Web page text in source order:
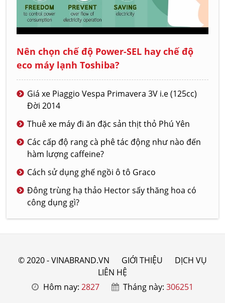
Nên chọn chế độ Power-SEL hay chế độ
eco máy lạnh Toshiba?
Giá xe Piaggio Vespa Primavera 3V i.e (125cc)
Đời 2014
Thuê xe máy đi ăn đặc sản thịt thỏ Phú Yên
Các cấp độ rang cà phê tác động như nào đến
hàm lượng caffeine?
Cách sử dụng ghế ngồi ô tô Graco
Đông trùng hạ thảo Hector sấy thăng hoa có
công dụng gì?
© 2020 - VINABRAND.VN GIỚI THIỆU
DỊCH VỤ
LIÊN HỆ
Hôm nay: 2827 Tháng này:306251